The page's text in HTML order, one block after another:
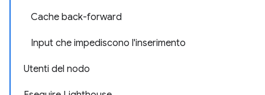
Cache back-forward
Input che impediscono l'inserimento
Utenti del nodo